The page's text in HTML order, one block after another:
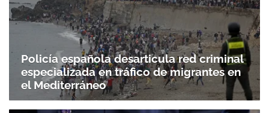
Policía española desarticula red criminal
especializada en tráfico de migrantes en
el Mediterráneo